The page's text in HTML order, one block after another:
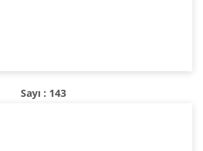
Sayı : 143